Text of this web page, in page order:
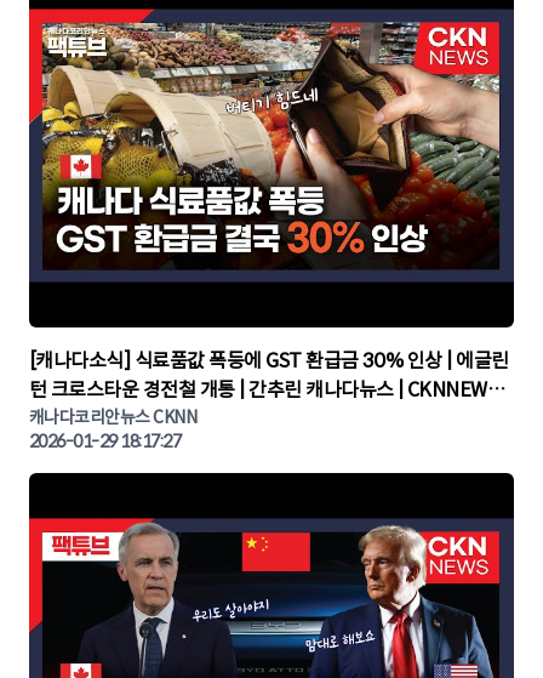
▶
[캐나다소식] 식료품값 폭등에 GST 환급금 30% 인상 | 에글린
턴 크로스타운 경전철 개통 | 간추린 캐나다뉴스 | CKNNEWS,
캐나다코리안뉴스
캐나다코리안뉴스 CKNN
2026-01-29 18:17:27